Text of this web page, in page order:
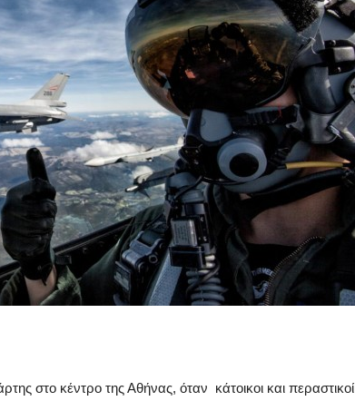
the
Town
στο κέντρο της Αθήνας, όταν κάτοικοι και περαστικοί